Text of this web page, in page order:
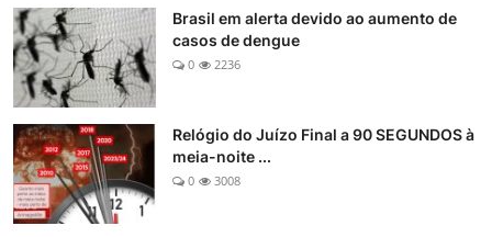
Brasil em alerta devido ao aumento de
casos de dengue
0 2236
Relógio do Juízo Final a 90 SEGUNDOS à
meia-noite ...
0 3008